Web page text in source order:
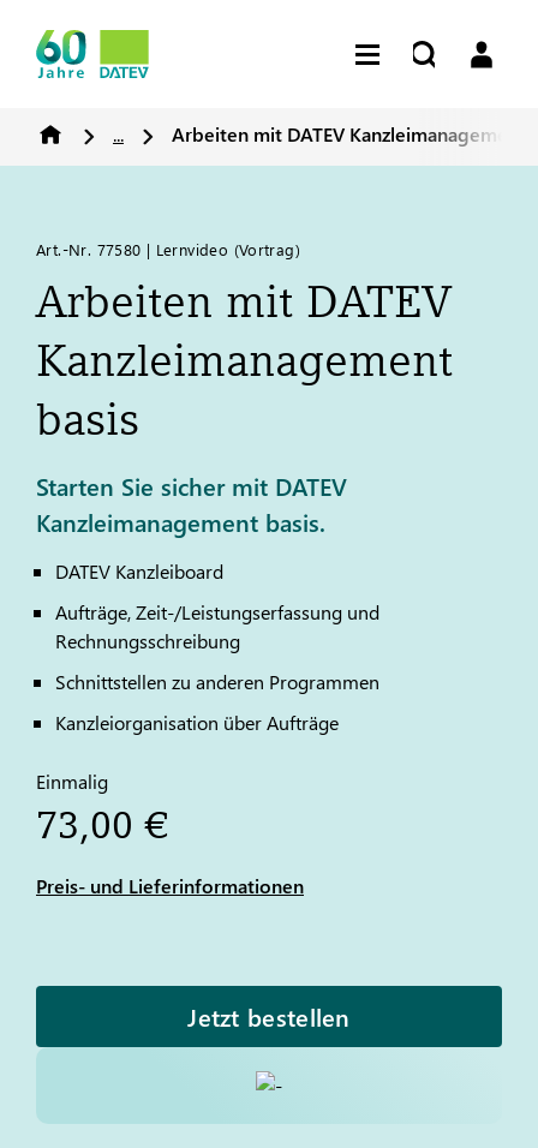
... Arbeiten mit DATEV Kanzleimanagement
Art.-Nr. 77580 | Lernvideo (Vortrag)
Arbeiten mit DATEV
Kanzleimanagement
basis
Starten Sie sicher mit DATEV
Kanzleimanagement basis.
DATEV Kanzleiboard
Aufträge, Zeit-/Leistungserfassung und
Rechnungsschreibung
Schnittstellen zu anderen Programmen
Kanzleiorganisation über Aufträge
Einmalig
73,00 €
Preis- und Lieferinformationen
Jetzt bestellen